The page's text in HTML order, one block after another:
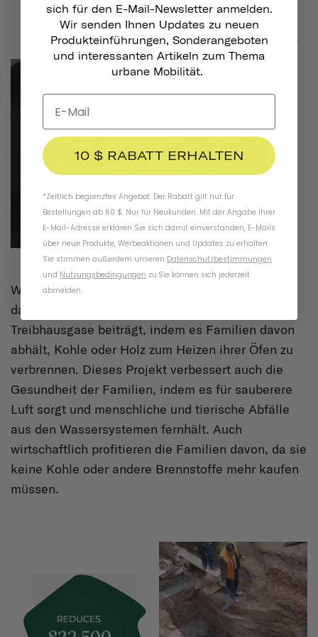
oder Holz mehr verbrannt werden, was zu
einer Reduzierung der CO2-Emissionen führt.
Was uns an diesem Projekt besonders gefällt, ist,
dass es nicht nur zur Reduzierung der
Treibhausgase beiträgt, indem es Familien davon
abhält, Kohle oder Holz zum Heizen ihrer Öfen zu
verbrennen. Dieses Projekt verbessert auch die
Gesundheit der Familien, indem es für sauberere
Luft sorgt und menschliche und tierische Abfälle
aus den Wassersystemen fernhält. Auch
wirtschaftlich profitieren die Familien davon, da sie
keine Kohle oder andere Brennstoffe mehr kaufen
müssen.
sich für den E-Mail-Newsletter anmelden.
Wir senden Ihnen Updates zu neuen
Produkteinführungen, Sonderangeboten
und interessanten Artikeln zum Thema
urbane Mobilität.
10 $ RABATT ERHALTEN
*Zeitlich begrenztes Angebot. Der Rabatt gilt nur für
Bestellungen ab 60 $. Nur für Neukunden. Mit der Angabe Ihrer
E-Mail-Adresse erklären Sie sich damit einverstanden, E-Mails
über neue Produkte, Werbeaktionen und Updates zu erhalten.
Sie stimmen außerdem unseren Datenschutzbestimmungen
und Nutzungsbedingungen zu.Sie können sich jederzeit
abmelden.